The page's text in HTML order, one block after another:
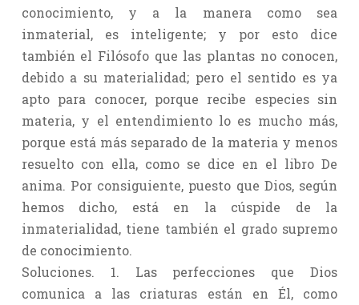
conocimiento, y a la manera como sea
inmaterial, es inteligente; y por esto dice
también el Filósofo que las plantas no conocen,
debido a su materialidad; pero el sentido es ya
apto para conocer, porque recibe especies sin
materia, y el entendimiento lo es mucho más,
porque está más separado de la materia y menos
resuelto con ella, como se dice en el libro De
anima. Por consiguiente, puesto que Dios, según
hemos dicho, está en la cúspide de la
inmaterialidad, tiene también el grado supremo
de conocimiento.
Soluciones. 1. Las perfecciones que Dios
comunica a las criaturas están en Él, como